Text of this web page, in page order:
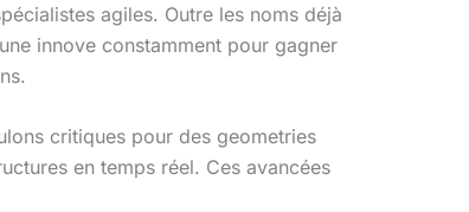
agiles. Outre les noms déjà
innove constamment pour gagner
critiques pour des geometries
en temps réel. Ces avancées